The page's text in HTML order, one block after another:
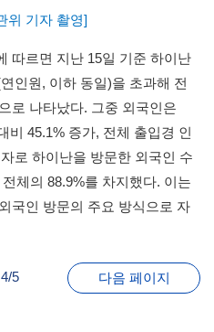
위 기자 촬영]
따르면 지난 15일 기준 하이난
인원, 이하 동일)을 초과해 전
로 나타났다. 그중 외국인은
비 45.1% 증가, 전체 출입경 인
로 하이난을 방문한 외국인 수
체의 88.9%를 차지했다. 이는
국인 방문의 주요 방식으로 자
4/5 다음 페이지